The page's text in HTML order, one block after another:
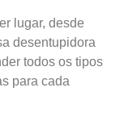
lugar, desde
desentupidora
todos os tipos
para cada